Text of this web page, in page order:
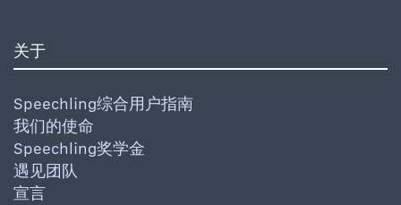
关于
Speechling综合用户指南
我们的使命
Speechling奖学金
遇见团队
宣言